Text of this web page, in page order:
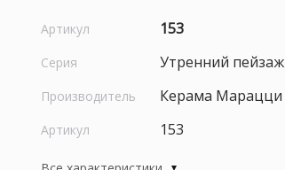
Артикул 153
Серия Утренний пейзаж
Производитель Керама Марацци
Артикул 153